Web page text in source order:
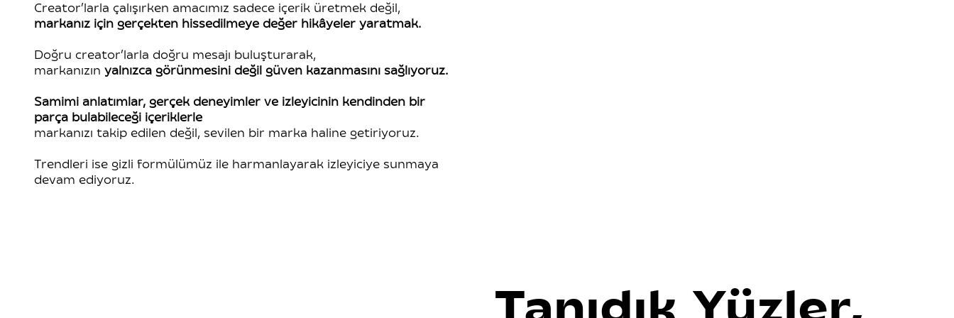
Creator’larla çalışırken amacımız sadece içerik üretmek değil,
markanız için gerçekten hissedilmeye değer hikâyeler yaratmak.
Doğru creator’larla doğru mesajı buluşturarak,
markanızın yalnızca görünmesini değil güven kazanmasını sağlıyoruz.
Samimi anlatımlar, gerçek deneyimler ve izleyicinin kendinden bir
parça bulabileceği içeriklerle
markanızı takip edilen değil, sevilen bir marka haline getiriyoruz.
Trendleri ise gizli formülümüz ile harmanlayarak izleyiciye sunmaya
devam ediyoruz.